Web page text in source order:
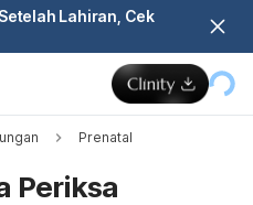
Lahiran, Cek
Prenatal
Periksa